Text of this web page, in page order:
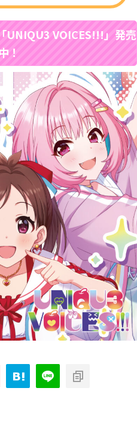
UNIQU3 VOICES!!!」発売
！